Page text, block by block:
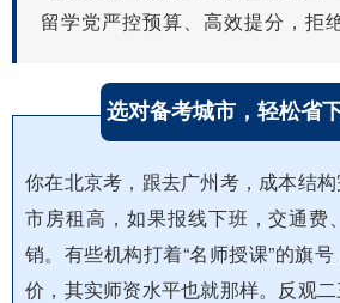
留学党严控预算、高效提分，拒
选对备考城市，轻松省
你在北京考，跟去广州考，成本结
市房租高，如果报线下班，交通费
销。有些机构打着“名师授课”的旗
价，其实师资水平也就那样。反观